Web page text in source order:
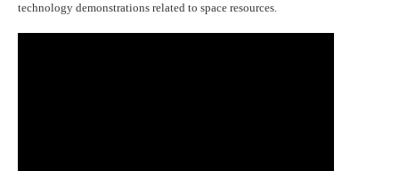
technology demonstrations related to space resources.